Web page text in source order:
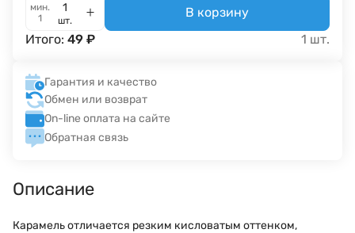
мин.
1
шт.
В корзину
Итого: 49 ₽ 1 шт.
Гарантия и качество
Обмен или возврат
On-line оплата на сайте
Обратная связь
Описание
Карамель отличается резким кисловатым оттенком,